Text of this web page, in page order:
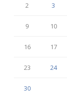
2 3
9 10
16 17
23 24
30